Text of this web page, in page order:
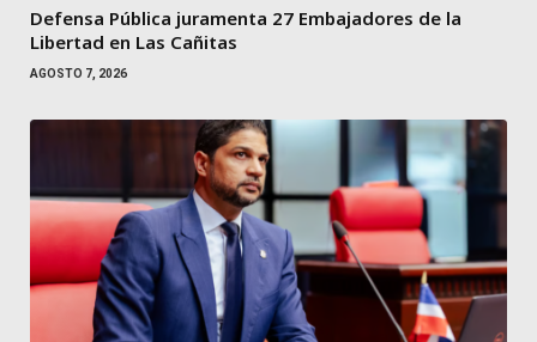
Defensa Pública juramenta 27 Embajadores de la
Libertad en Las Cañitas
AGOSTO 7, 2026